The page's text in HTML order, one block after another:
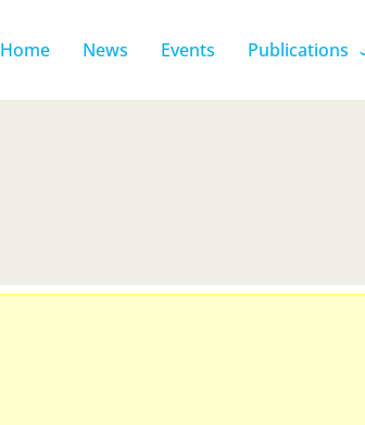
Home News Events Publications